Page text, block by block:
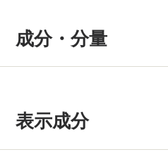
成分・分量
表示成分